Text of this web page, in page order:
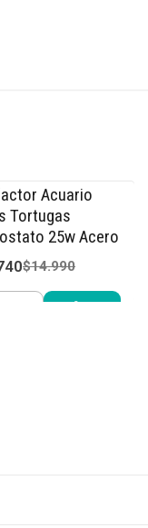
OFF Acuario
Tortugas
25w Acero
$14.990